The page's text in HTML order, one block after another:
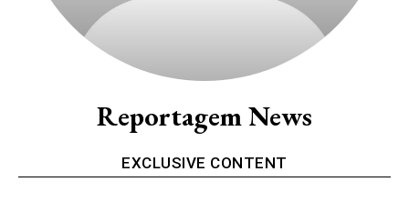
Reportagem News
EXCLUSIVE CONTENT